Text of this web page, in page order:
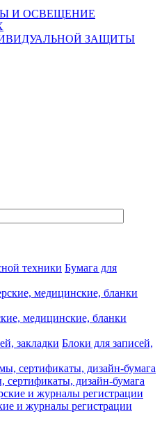
И ОСВЕЩЕНИЕ
ЗАЩИТЫ
Бумага для
медицинские, бланки
Блоки для записей,
дизайн-бумага
и журналы регистрации